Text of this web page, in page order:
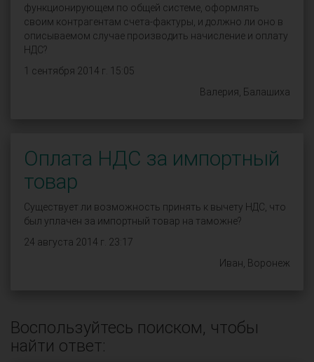
функционирующем по общей системе, оформлять
своим контрагентам счета-фактуры, и должно ли оно в
описываемом случае производить начисление и оплату
НДС?
1 сентября 2014 г. 15:05
Валерия, Балашиха
Оплата НДС за импортный
товар
Существует ли возможность принять к вычету НДС, что
был уплачен за импортный товар на таможне?
24 августа 2014 г. 23:17
Иван, Воронеж
Воспользуйтесь поиском, чтобы
найти ответ: